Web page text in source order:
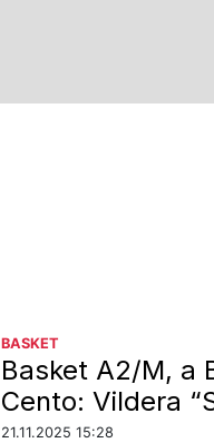
BASKET
Basket A2/M, a
Cento: Vildera
21.11.2025 15:28